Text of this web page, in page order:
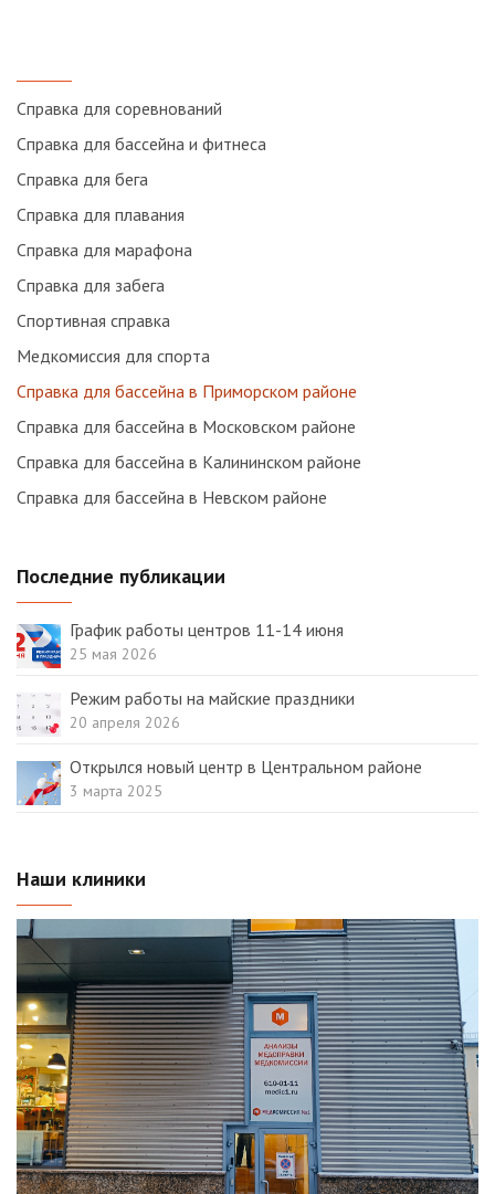
Cправка для соревнований
Справка для бассейна и фитнеса
Справка для бега
Справка для плавания
Справка для марафона
Справка для забега
Спортивная справка
Медкомиссия для спорта
Справка для бассейна в Приморском районе
Справка для бассейна в Московском районе
Справка для бассейна в Калининском районе
Справка для бассейна в Невском районе
Последние публикации
График работы центров 11-14 июня
25 мая 2026
Режим работы на майские праздники
20 апреля 2026
Открылся новый центр в Центральном районе
3 марта 2025
Наши клиники